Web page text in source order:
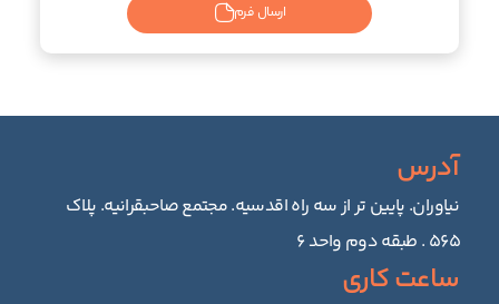
ارسال فرم
آدرس
نیاوران. پایین تر از سه راه اقدسیه. مجتمع صاحبقرانیه. پلاک
۵۶۵ . طبقه دوم واحد ۶
ساعت کاری